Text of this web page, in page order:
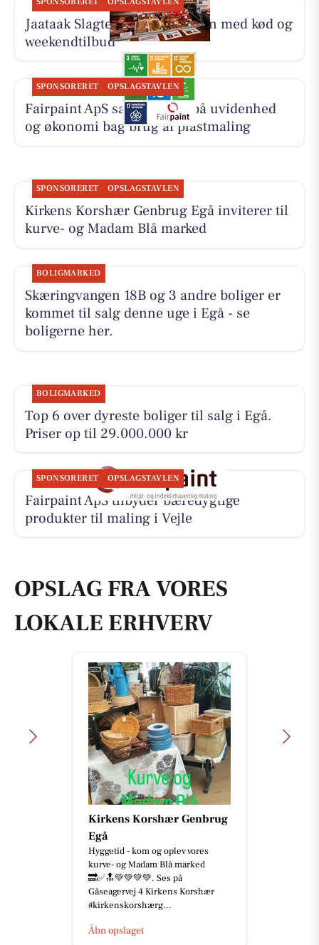
Jaataak Slagteren fylder disken med kød og
weekendtilbud
SPONSORERET OPSLAGSTAVLEN
Fairpaint ApS sætter fokus på uvidenhed
og økonomi bag brug af plastmaling
SPONSORERET OPSLAGSTAVLEN
Kirkens Korshær Genbrug Egå inviterer til
kurve- og Madam Blå marked
BOLIGMARKED
Skæringvangen 18B og 3 andre boliger er
kommet til salg denne uge i Egå - se
boligerne her.
BOLIGMARKED
Top 6 over dyreste boliger til salg i Egå.
Priser op til 29.000.000 kr
SPONSORERET OPSLAGSTAVLEN
Fairpaint ApS tilbyder bæredygtige
produkter til maling i Vejle
OPSLAG FRA VORES
LOKALE ERHVERV
Kirkens Korshær Genbrug
Egå
Hyggetid - kom og oplev vores
kurve- og Madam Blå marked
🔜✅🔝💚💚💚💚. Ses på
Gåseagervej 4 Kirkens Korshær
#kirkenskorshærg...
Åbn opslaget